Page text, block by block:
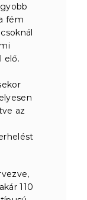
fém
elő.
az
110